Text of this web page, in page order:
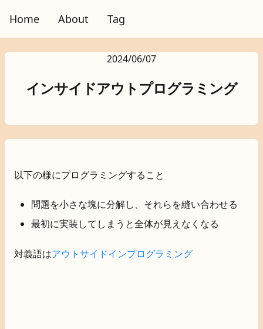
Home About Tag
2024/06/07
インサイドアウトプログラミング
以下の様にプログラミングすること
問題を小さな塊に分解し、それらを縫い合わせる
最初に実装してしまうと全体が見えなくなる
対義語はアウトサイドインプログラミング